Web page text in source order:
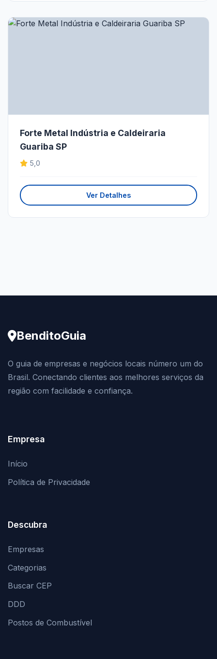
Forte Metal Indústria e Caldeiraria
Guariba SP
5,0
Ver Detalhes
BenditoGuia
O guia de empresas e negócios locais número um do
Brasil. Conectando clientes aos melhores serviços da
região com facilidade e confiança.
Empresa
Início
Política de Privacidade
Descubra
Empresas
Categorias
Buscar CEP
DDD
Postos de Combustível